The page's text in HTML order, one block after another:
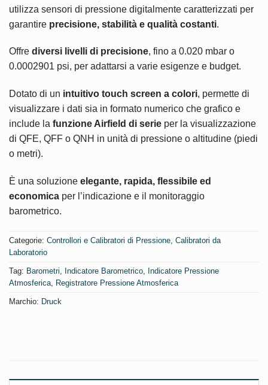
utilizza sensori di pressione digitalmente caratterizzati per
garantire precisione, stabilità e qualità costanti.
Offre diversi livelli di precisione, fino a 0.020 mbar o
0.0002901 psi, per adattarsi a varie esigenze e budget.
Dotato di un intuitivo touch screen a colori, permette di
visualizzare i dati sia in formato numerico che grafico e
include la funzione Airfield di serie per la visualizzazione
di QFE, QFF o QNH in unità di pressione o altitudine (piedi
o metri).
È una soluzione elegante, rapida, flessibile ed
economica per l’indicazione e il monitoraggio
barometrico.
Categorie: Controllori e Calibratori di Pressione Calibratori da
Laboratorio
Tag: Barometri Indicatore Barometrico
Indicatore Pressione
Atmosferica
Registratore Pressione Atmosferica
Marchio: Druck